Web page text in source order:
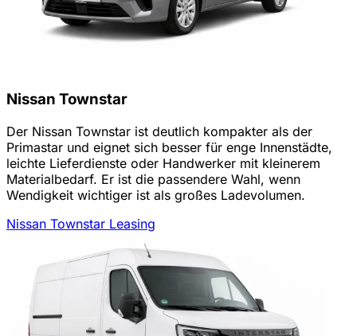
Nissan Townstar
Der Nissan Townstar ist deutlich kompakter als der
Primastar und eignet sich besser für enge Innenstädte,
leichte Lieferdienste oder Handwerker mit kleinerem
Materialbedarf. Er ist die passendere Wahl, wenn
Wendigkeit wichtiger ist als großes Ladevolumen.
Nissan Townstar Leasing